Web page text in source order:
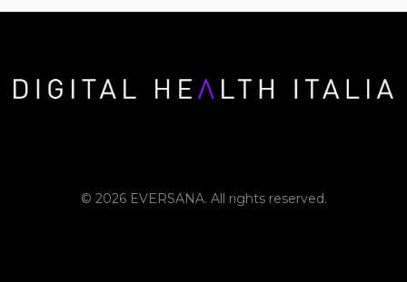
© 2026 EVERSANA. All rights reserved.